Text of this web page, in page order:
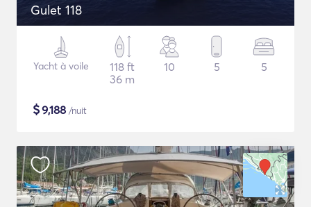
Gulet 118
Yacht à voile
118 ft
36 m
10 5 5
$9,188 /nuit